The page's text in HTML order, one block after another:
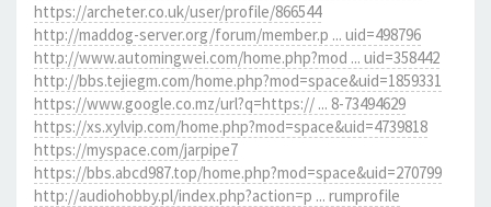
https://archeter.co.uk/user/profile/866544
http://maddog-server.org/forum/member.p ... uid=498796
http://www.automingwei.com/home.php?mod ... uid=358442
http://bbs.tejiegm.com/home.php?mod=space&uid=1859331
https://www.google.co.mz/url?q=https:// ... 8-73494629
https://xs.xylvip.com/home.php?mod=space&uid=4739818
https://myspace.com/jarpipe7
https://bbs.abcd987.top/home.php?mod=space&uid=270799
http://audiohobby.pl/index.php?action=p ... rumprofile